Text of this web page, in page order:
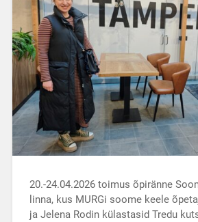
20.-24.04.2026 toimus õpiränne
linna, kus MURGi soome keele
ja Jelena Rodin külastasid Tredu